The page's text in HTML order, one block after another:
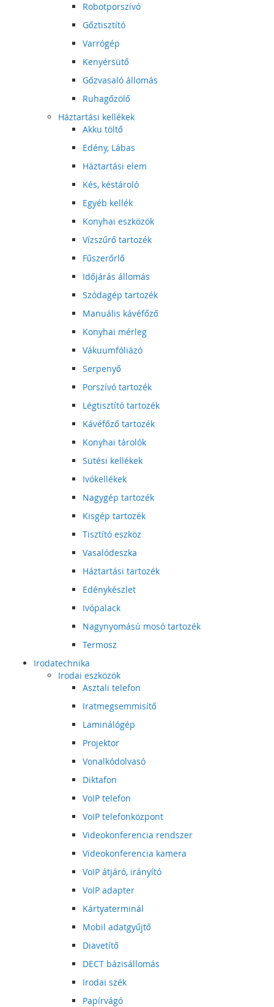
Robotporszívó
Gőztisztító
Varrógép
Kenyérsütő
Gőzvasaló állomás
Ruhagőzölő
Háztartási kellékek
Akku töltő
Edény, Lábas
Háztartási elem
Kés, késtároló
Egyéb kellék
Konyhai eszközök
Vízszűrő tartozék
Fűszerőrlő
Időjárás állomás
Szódagép tartozék
Manuális kávéfőző
Konyhai mérleg
Vákuumfóliázó
Serpenyő
Porszívó tartozék
Légtisztító tartozék
Kávéfőző tartozék
Konyhai tárolók
Sütési kellékek
Ivókellékek
Nagygép tartozék
Kisgép tartozék
Tisztító eszköz
Vasalódeszka
Háztartási tartozék
Edénykészlet
Ivópalack
Nagynyomású mosó tartozék
Termosz
Irodatechnika
Irodai eszközök
Asztali telefon
Iratmegsemmisítő
Laminálógép
Projektor
Vonalkódolvasó
Diktafon
VoIP telefon
VoIP telefonközpont
Videokonferencia rendszer
Videokonferencia kamera
VoIP átjáró, irányító
VoIP adapter
Kártyaterminál
Mobil adatgyűjtő
Diavetítő
DECT bázisállomás
Irodai szék
Papírvágó